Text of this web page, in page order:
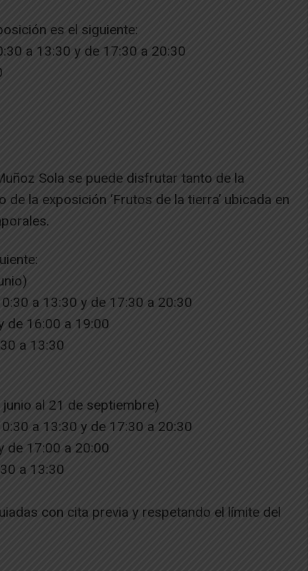
es el siguiente:
a 13:30 y de 17:30 a 20:30
Sola se puede disfrutar tanto de la
la exposición ‘Frutos de la tierra’ ubicada en
a 13:30 y de 17:30 a 20:30
de 16:00 a 19:00
a 13:30
al 21 de septiembre)
a 13:30 y de 17:30 a 20:30
de 17:00 a 20:00
a 13:30
con cita previa y respetando el límite del